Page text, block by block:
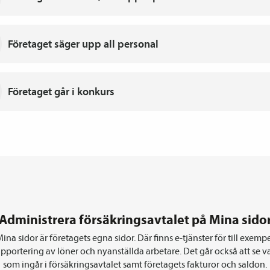
Företaget säger upp all personal
Företaget går i konkurs
försäkrings­avtalet på Mina
sidor är företagets egna sidor. Där finns e-tjänster för till
av löner och nyanställda arbetare. Det går också att se
som ingår i försäkrings­avtalet samt företagets fakturor och saldon.